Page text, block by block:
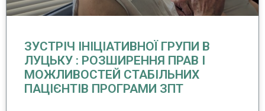
ЗУСТРІЧ ІНІЦІАТИВНОЇ ГРУПИ В
ЛУЦЬКУ : РОЗШИРЕННЯ ПРАВ І
МОЖЛИВОСТЕЙ СТАБІЛЬНИХ
ПАЦІЄНТІВ ПРОГРАМИ ЗПТ